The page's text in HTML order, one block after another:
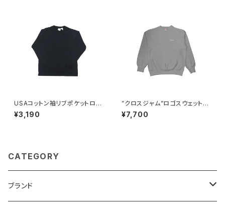
USAコットン袖リブポケットロン
T【Goodwear】
¥3,190
”クロスジャム”ロゴスウェット
【CROSSJAM】
¥7,700
CATEGORY
ブランド